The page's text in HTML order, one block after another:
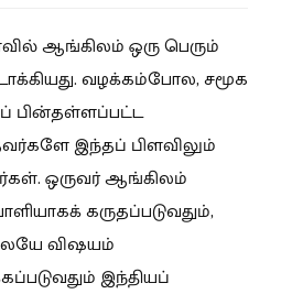
ஆங்கிலம் ஒரு பெரும்
வழக்கம்போல, சமூக
பின்தள்ளப்பட்ட
இந்தப் பிளவிலும்
ஒருவர் ஆங்கிலம்
கருதப்படுவதும்,
விஷயம்
இந்தியப்